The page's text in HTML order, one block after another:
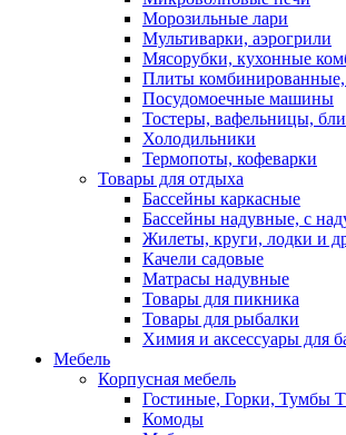
Морозильные лари
Мультиварки, аэрогрили
Мясорубки, кухонные
Плиты комбинированные,
Посудомоечные машины
Тостеры, вафельницы,
Холодильники
Термопоты, кофеварки
Товары для отдыха
Бассейны каркасные
Бассейны надувные, с
Жилеты, круги, лодки и
Качели садовые
Матрасы надувные
Товары для пикника
Товары для рыбалки
Химия и аксессуары для
Мебель
Корпусная мебель
Гостиные, Горки, Тумбы
Комоды